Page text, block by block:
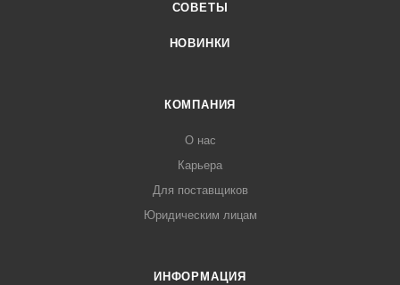
СОВЕТЫ
НОВИНКИ
КОМПАНИЯ
О нас
Карьера
Для поставщиков
Юридическим лицам
ИНФОРМАЦИЯ